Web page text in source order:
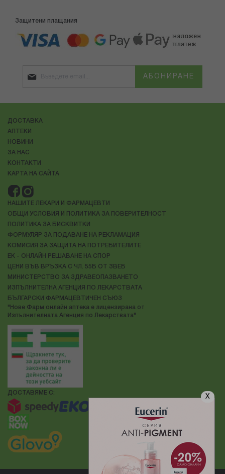
X
Защитени плащания
АБОНИРАНЕ
ДОСТАВКА
АПТЕКИ
НОВИНИ
ЗА НАС
КОНТАКТИ
КАРТА НА САЙТА
НАШИТЕ ЛЕКАРИ И ФАРМАЦЕВТИ
ОБЩИ УСЛОВИЯ И ПОЛИТИКА ЗА ПОВЕРИТЕЛНОСТ
ПОЛИТИКА ЗА БИСКВИТКИ
ФОРМУЛЯР ЗА ПОДАВАНЕ НА РЕКЛАМАЦИЯ
КОМИСИЯ ЗА ЗАЩИТА НА ПОТРЕБИТЕЛИТЕ
ЕК - ОНЛАЙН РЕШАВАНЕ НА СПОР
ЦЕНИ ВЪВ ВРЪЗКА С ЧЛ. 55Б ОТ ЗВЕБ
МИНИСТЕРСТВО ЗА ЗДРАВЕОПАЗВАНЕТО
ИЗПЪЛНИТЕЛНА АГЕНЦИЯ ПО ЛЕКАРСТВАТА
БЪЛГАРСКИ ФАРМАЦЕВТИЧЕН СЪЮЗ
"Нове Фарм онлайн аптека е лицензирана от
Изпълнителната Агенция по Лекарствата"
ДОСТАВЯМЕ С: